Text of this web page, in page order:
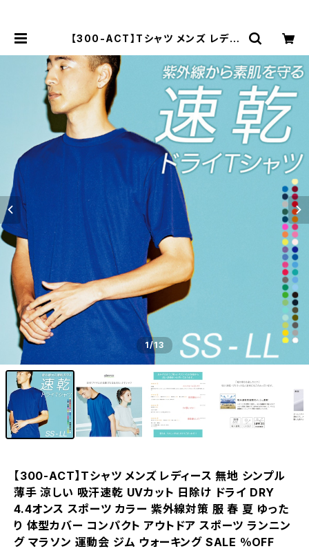
【300-ACT】Tシャツ メンズ レディ
速乾 UVカット 日除け ドライ DRY
4.4オンス スポーツ カラー 紫外線対
策 服 春 夏 ゆったり 体型カバー コン
パクト アウトドア スポーツ ランニン
グ マラソン 運動会 ジム ウォーキング
SALE ％OFF glimmer グリマー ド
ライ Tシャツ | Tシャツ通販 mi-21
5.
1/13
【300-ACT】Tシャツ メンズ レディース 無地 シンプル
薄手 涼しい 吸汗速乾 UVカット 日除け ドライ DRY
4.4オンス スポーツ カラー 紫外線対策 服 春 夏 ゆった
り 体型カバー コンパクト アウトドア スポーツ ランニン
グ マラソン 運動会 ジム ウォーキング SALE ％OFF